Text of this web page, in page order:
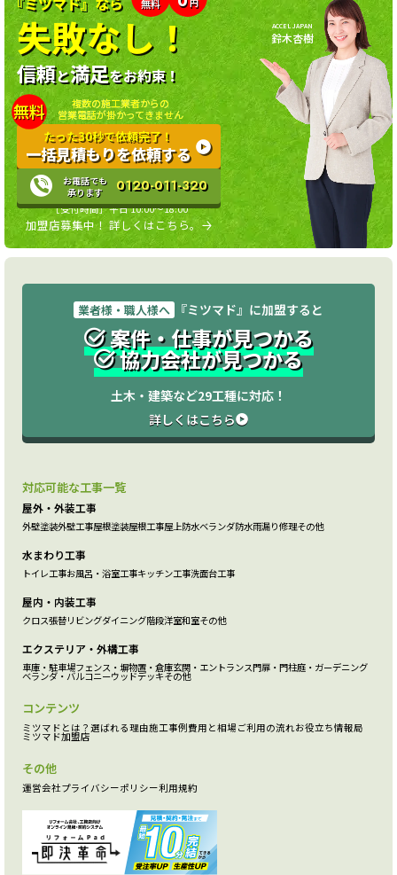
無料
失敗なし！
信頼と満足をお約束！
無料
複数の施工業者からの
営業電話が掛かってきません
たった30秒で依頼完了！
一括見積もりを依頼する
お電話でも
承ります
0120-011-320
［受付時間］平日 10:00〜18:00
加盟店募集中！ 詳しくはこちら。
ACCEL JAPAN
鈴木杏樹
業者様・職人様へ 『ミツマド』に加盟すると
案件・仕事が見つかる
協力会社が見つかる
土木・建築など29工種に対応！
詳しくはこちら
対応可能な工事一覧
屋外・外装工事
外壁塗装外壁工事屋根塗装屋根工事屋上防水ベランダ防水雨漏り修理その他
水まわり工事
トイレ工事お風呂・浴室工事キッチン工事洗面台工事
屋内・内装工事
クロス張替リビングダイニング階段洋室和室その他
エクステリア・外構工事
車庫・駐車場フェンス・塀物置・倉庫玄関・エントランス門扉・門柱庭・ガーデニング
ベランダ・バルコニーウッドデッキその他
コンテンツ
ミツマドとは？ 選ばれる理由施工事例費用と相場 ご利用の流れ お役立ち情報局
ミツマド加盟店
その他
運営会社プライバシーポリシー利用規約